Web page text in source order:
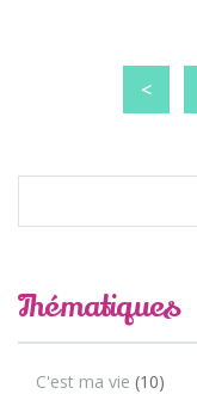
<
Thématiques
C'est ma vie (10)